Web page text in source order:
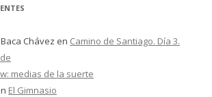
Chávez en Camino de Santiago. Día 3.
medias de la suerte
El Gimnasio